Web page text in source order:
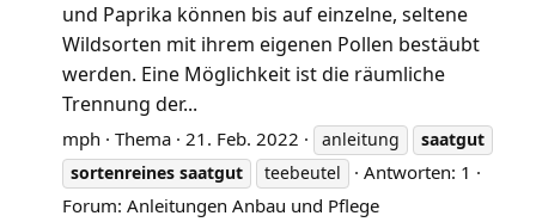
und Paprika können bis auf einzelne, seltene
Wildsorten mit ihrem eigenen Pollen bestäubt
werden. Eine Möglichkeit ist die räumliche
Trennung der...
mph Thema 21. Feb. 2022 anleitung
saatgut
sortenreines saatgut teebeutel
Antworten: 1
Forum: Anleitungen Anbau und Pflege